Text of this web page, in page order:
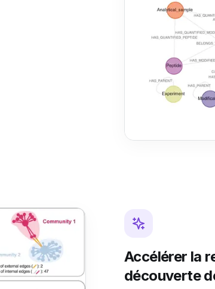
Accélérer la
découverte